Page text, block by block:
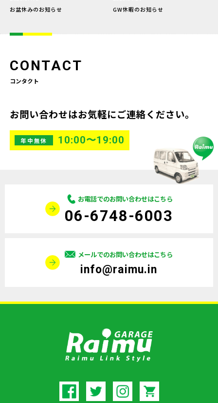
お盆休みのお知らせ GW休暇のお知らせ
CONTACT
コンタクト
お問い合わせはお気軽にご連絡ください。
年中無休 10:00〜19:00
お電話でのお問い合わせはこちら
06-6748-6003
メールでのお問い合わせはこちら
info@raimu.in